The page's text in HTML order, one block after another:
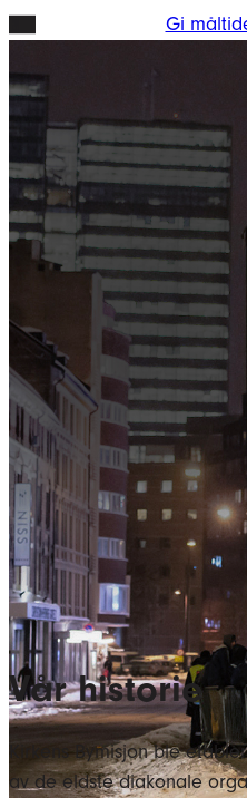
Hopp
innhold
Gi
Vår historie
Kirkens Bymisjon ble
av de eldste diakonale